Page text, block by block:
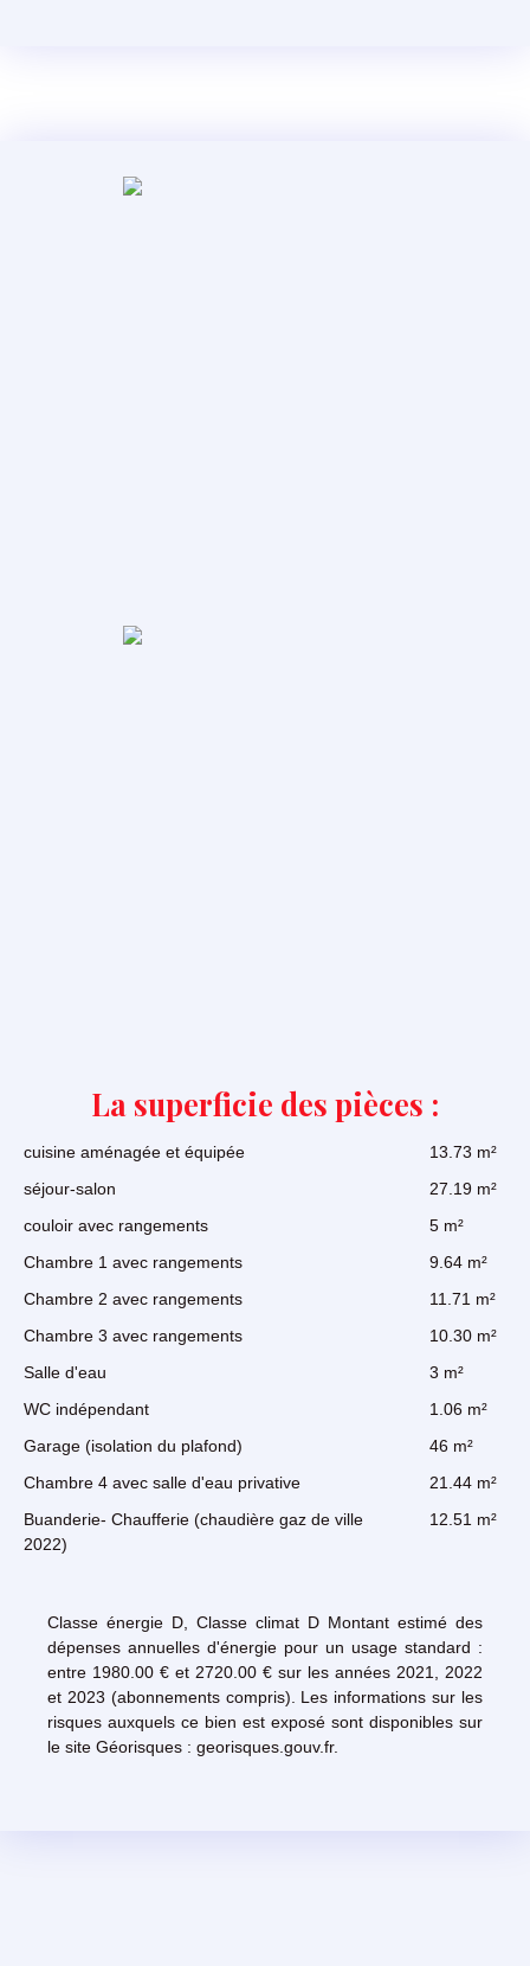
La superficie des pièces :
cuisine aménagée et équipée
13.73 m²
séjour-salon
27.19 m²
couloir avec rangements
5 m²
Chambre 1 avec rangements
9.64 m²
Chambre 2 avec rangements
11.71 m²
Chambre 3 avec rangements
10.30 m²
Salle d'eau
3 m²
WC indépendant
1.06 m²
Garage (isolation du plafond)
46 m²
Chambre 4 avec salle d'eau privative
21.44 m²
Buanderie- Chaufferie (chaudière gaz de ville
2022)
12.51 m²
Classe énergie D, Classe climat D Montant estimé des
dépenses annuelles d'énergie pour un usage standard :
entre 1980.00 € et 2720.00 € sur les années 2021, 2022
et 2023 (abonnements compris). Les informations sur les
risques auxquels ce bien est exposé sont disponibles sur
le site Géorisques : georisques.gouv.fr.